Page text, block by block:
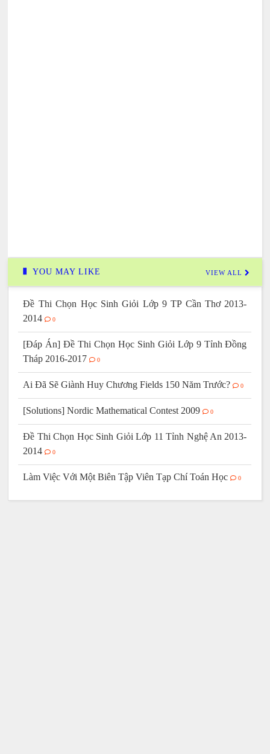
YOU MAY LIKE VIEW ALL
Đề Thi Chọn Học Sinh Giỏi Lớp 9 TP Cần Thơ 2013-
2014
0
[Đáp Án] Đề Thi Chọn Học Sinh Giỏi Lớp 9 Tỉnh Đồng
Tháp 2016-2017
0
Ai Đã Sẽ Giành Huy Chương Fields 150 Năm Trước? 0
[Solutions] Nordic Mathematical Contest 2009 0
Đề Thi Chọn Học Sinh Giỏi Lớp 11 Tỉnh Nghệ An 2013-
2014
0
Làm Việc Với Một Biên Tập Viên Tạp Chí Toán Học 0